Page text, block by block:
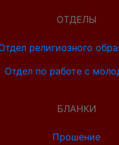
ОТДЕЛЫ
религиозного
Отдел по работе с
БЛАНКИ
Прошение